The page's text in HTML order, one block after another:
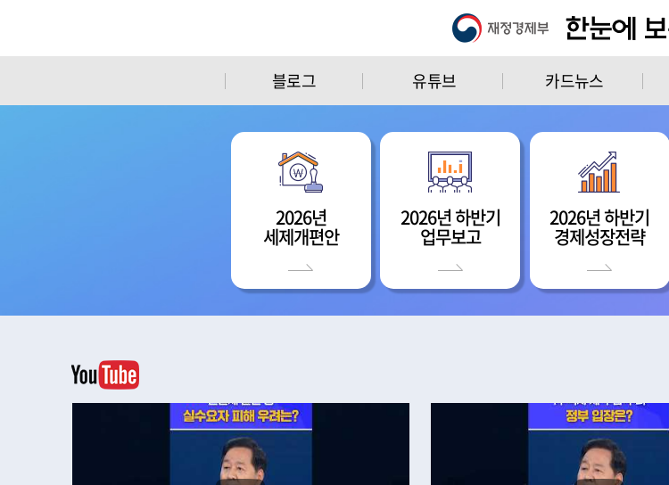
블로그 유튜브 카드뉴스
2026년
세제개편안
2026년 하반기
업무보고
2026년 하반기
경제성장전략